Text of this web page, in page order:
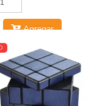
Agregar